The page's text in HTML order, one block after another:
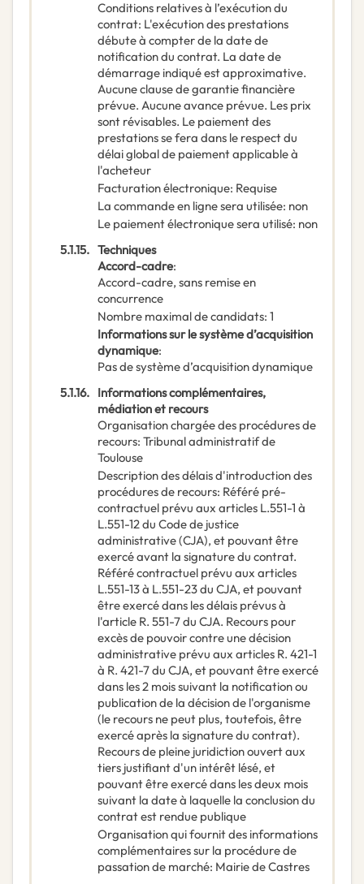
Conditions relatives à l’exécution du
contrat: L'exécution des prestations
débute à compter de la date de
notification du contrat. La date de
démarrage indiqué est approximative.
Aucune clause de garantie financière
prévue. Aucune avance prévue. Les prix
sont révisables. Le paiement des
prestations se fera dans le respect du
délai global de paiement applicable à
l'acheteur
Facturation électronique: Requise
La commande en ligne sera utilisée: non
Le paiement électronique sera utilisé: non
5.1.15. Techniques
Accord-cadre:
Accord-cadre, sans remise en
concurrence
Nombre maximal de candidats: 1
Informations sur le système d’acquisition
dynamique:
Pas de système d’acquisition dynamique
5.1.16. Informations complémentaires,
médiation et recours
Organisation chargée des procédures de
recours: Tribunal administratif de
Toulouse
Description des délais d'introduction des
procédures de recours: Référé pré-
contractuel prévu aux articles L.551-1 à
L.551-12 du Code de justice
administrative (CJA), et pouvant être
exercé avant la signature du contrat.
Référé contractuel prévu aux articles
L.551-13 à L.551-23 du CJA, et pouvant
être exercé dans les délais prévus à
l'article R. 551-7 du CJA. Recours pour
excès de pouvoir contre une décision
administrative prévu aux articles R. 421-1
à R. 421-7 du CJA, et pouvant être exercé
dans les 2 mois suivant la notification ou
publication de la décision de l'organisme
(le recours ne peut plus, toutefois, être
exercé après la signature du contrat).
Recours de pleine juridiction ouvert aux
tiers justifiant d'un intérêt lésé, et
pouvant être exercé dans les deux mois
suivant la date à laquelle la conclusion du
contrat est rendue publique
Organisation qui fournit des informations
complémentaires sur la procédure de
passation de marché: Mairie de Castres